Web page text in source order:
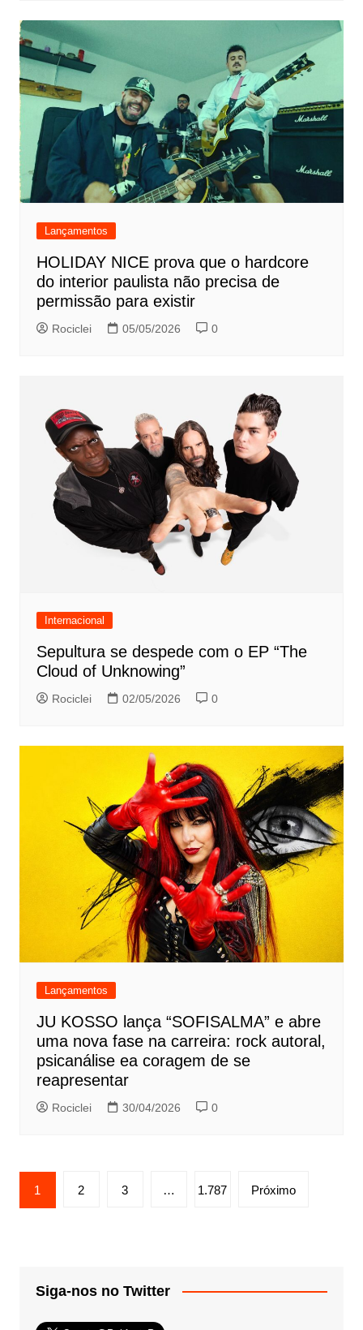
Lançamentos
HOLIDAY NICE prova que o hardcore
do interior paulista não precisa de
permissão para existir
Rociclei 05/05/2026 0
Internacional
Sepultura se despede com o EP “The
Cloud of Unknowing”
Rociclei 02/05/2026 0
Lançamentos
JU KOSSO lança “SOFISALMA” e abre
uma nova fase na carreira: rock autoral,
psicanálise ea coragem de se
reapresentar
Rociclei 30/04/2026 0
Paginação
de
1 2 3 … 1.787 Próximo
Siga-nos no Twitter